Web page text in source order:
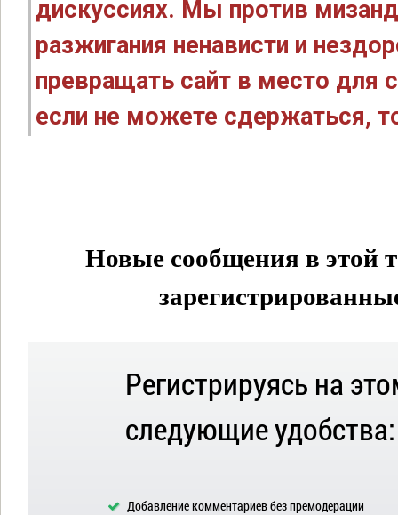
дискуссиях. Мы против
разжигания ненависти и
превращать сайт в место для
если не можете сдержаться,
Новые сообщения в этой
Регистрируясь на
следующие удобства:
Добавление комментариев без премодерации